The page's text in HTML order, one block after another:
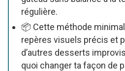
régulière.
📦 Cette méthode
repères visuels précis et
d’autres desserts
quoi changer ta façon de